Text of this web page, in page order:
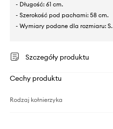
- Długość: 61 cm.
- Szerokość pod pachami: 58 cm.
- Wymiary podane dla rozmiaru: S.
Szczegóły produktu
Cechy produktu
Rodzaj kołnierzyka